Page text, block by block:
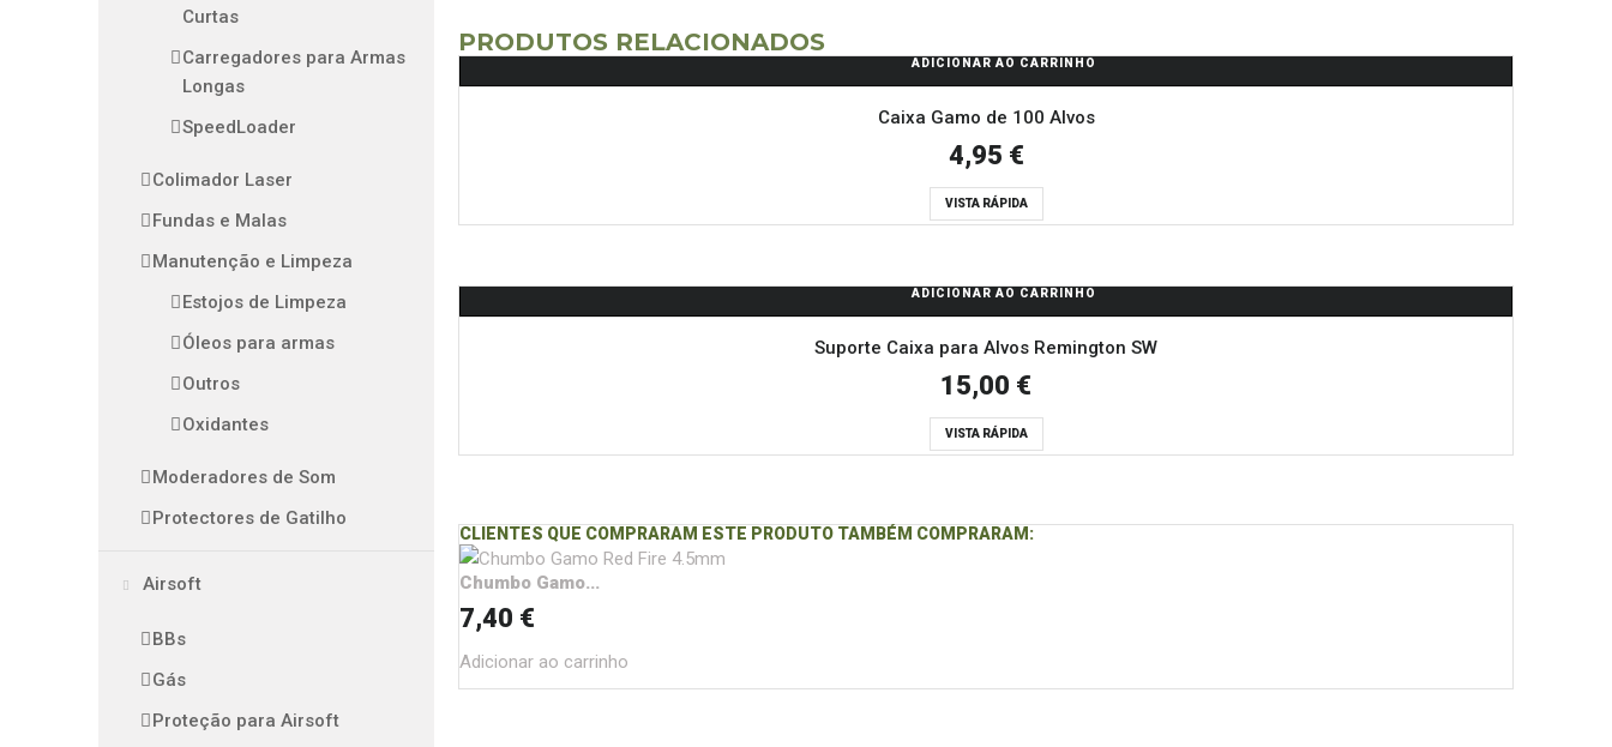
Curtas
Carregadores para Armas
Longas
SpeedLoader
Colimador Laser
Fundas e Malas
Manutenção e Limpeza
Estojos de Limpeza
Óleos para armas
Outros
Oxidantes
Moderadores de Som
Protectores de Gatilho
Airsoft
BBs
Gás
Proteção para Airsoft
PRODUTOS RELACIONADOS
ADICIONAR AO CARRINHO
Caixa Gamo de 100 Alvos
4,95 €
VISTA RÁPIDA
ADICIONAR AO CARRINHO
Suporte Caixa para Alvos Remington SW
15,00 €
VISTA RÁPIDA
CLIENTES QUE COMPRARAM ESTE PRODUTO TAMBÉM COMPRARAM:
Chumbo Gamo...
7,40 €
Adicionar ao carrinho